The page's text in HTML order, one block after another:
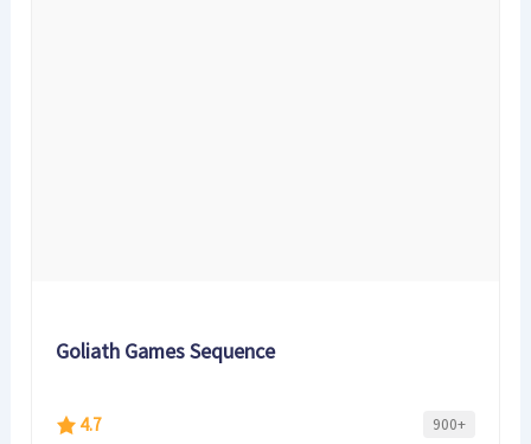
Goliath Games Sequence
4.7 900+